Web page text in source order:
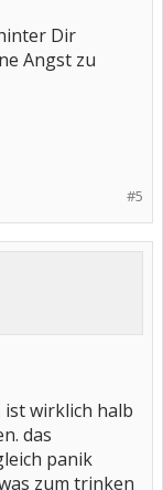
Dir
Angst zu
#5
ist wirklich halb
das
panik
zum trinken